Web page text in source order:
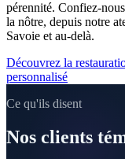
pérennité. Confiez-
la nôtre, depuis notre
Savoie et au-delà.
Découvrez la
personnalisé
Ce qu'ils disent
Nos clients